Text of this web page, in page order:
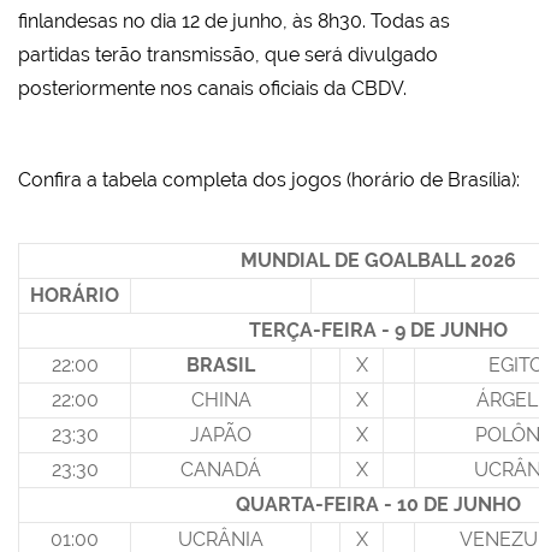
finlandesas no dia 12 de junho, às 8h30. Todas as
partidas terão transmissão, que será divulgado
posteriormente nos canais oficiais da CBDV.
Confira a tabela completa dos jogos (horário de Brasília):
MUNDIAL DE GOALBALL 2026
HORÁRIO
TERÇA-FEIRA - 9 DE JUNHO
22:00
BRASIL X
22:00
CHINA X
23:30
JAPÃO X
23:30
CANADÁ X
QUARTA-FEIRA - 10 DE JUNHO
01:00
UCRÂNIA X